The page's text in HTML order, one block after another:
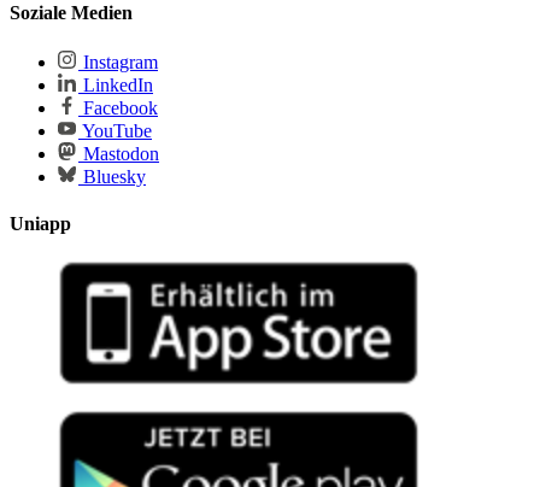
Soziale Medien
Instagram
LinkedIn
Facebook
YouTube
Mastodon
Bluesky
Uniapp